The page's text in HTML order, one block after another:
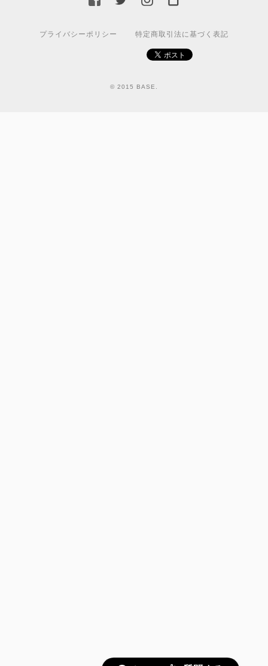
プライバシーポリシー 特定商取引法に基づく表記
© 2015 BASE.